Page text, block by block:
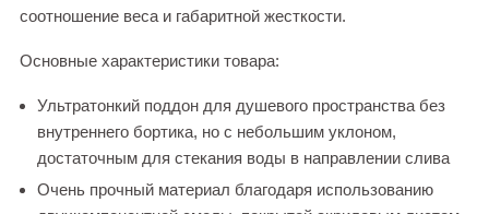
соотношение веса и габаритной жесткости.
Основные характеристики товара:
Ультратонкий поддон для душевого пространства без
внутреннего бортика, но с небольшим уклоном,
достаточным для стекания воды в направлении слива
Очень прочный материал благодаря использованию